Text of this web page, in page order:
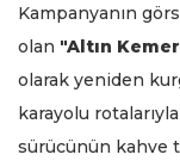
Kampanyanın
olan "Altın
olarak yeniden
karayolu
sürücünün kahve